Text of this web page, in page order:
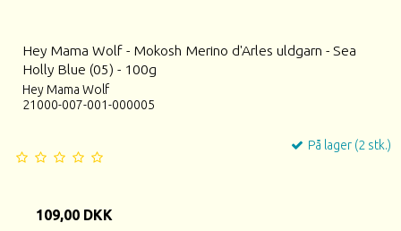
Hey Mama Wolf - Mokosh Merino d'Arles uldgarn - Sea
Holly Blue (05) - 100g
Hey Mama Wolf
21000-007-001-000005
På lager (2 stk.)
109,00 DKK